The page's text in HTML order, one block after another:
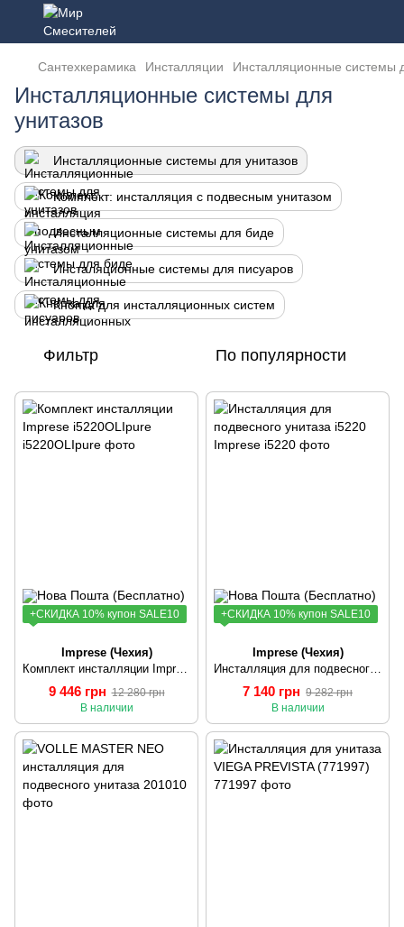
Сантехкерамика Инсталляции Инсталляционные системы
Инсталляционные системы для
унитазов
Инсталляционные системы для унитазов
Комплект: инсталляция с подвесным унитазом
Инсталляционные системы для биде
Инсталяционные системы для писуаров
Кнопка для инсталляционных систем
Фильтр По популярности
+СКИДКА 10% купон SALE10
Imprese (Чехия)
Комплект инсталляции Imprese i5220OLIpure
9 446 грн 12 280 грн
В наличии
+СКИДКА 10% купон SALE10
Imprese (Чехия)
Инсталляция для подвесного унитаза i5220 Imprese
7 140 грн 9 282 грн
В наличии